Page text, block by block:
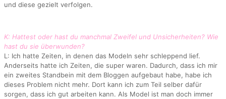
und diese gezielt verfolgen.
K: Hattest oder hast du manchmal Zweifel und Unsicherheiten? Wie
hast du sie überwunden?
L: Ich hatte Zeiten, in denen das Modeln sehr schleppend lief.
Anderseits hatte ich Zeiten, die super waren. Dadurch, dass ich mir
ein zweites Standbein mit dem Bloggen aufgebaut habe, habe ich
dieses Problem nicht mehr. Dort kann ich zum Teil selber dafür
sorgen, dass ich gut arbeiten kann. Als Model ist man doch immer